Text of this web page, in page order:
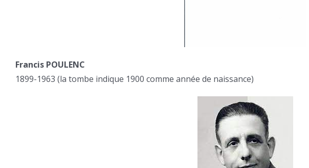
Francis POULENC
1899-1963 (la tombe indique 1900 comme année de naissance)